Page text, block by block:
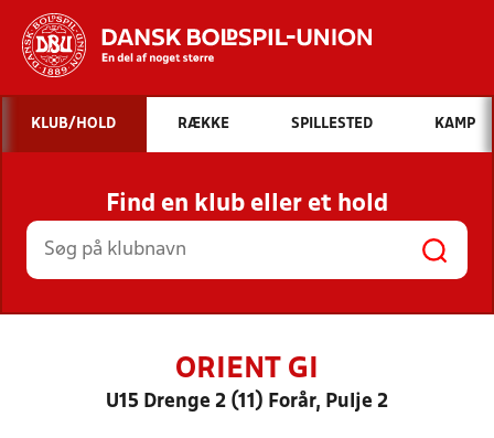
Hvad vil du søge efter?
INDHOLD OG NYHEDER
STILLINGER, RESULTATER, KLUBBER OG
HOLD
KLUB/HOLD RÆKKE SPILLESTED KAMP
Find en klub eller et hold
ORIENT GI
U15 Drenge 2 (11) Forår, Pulje 2